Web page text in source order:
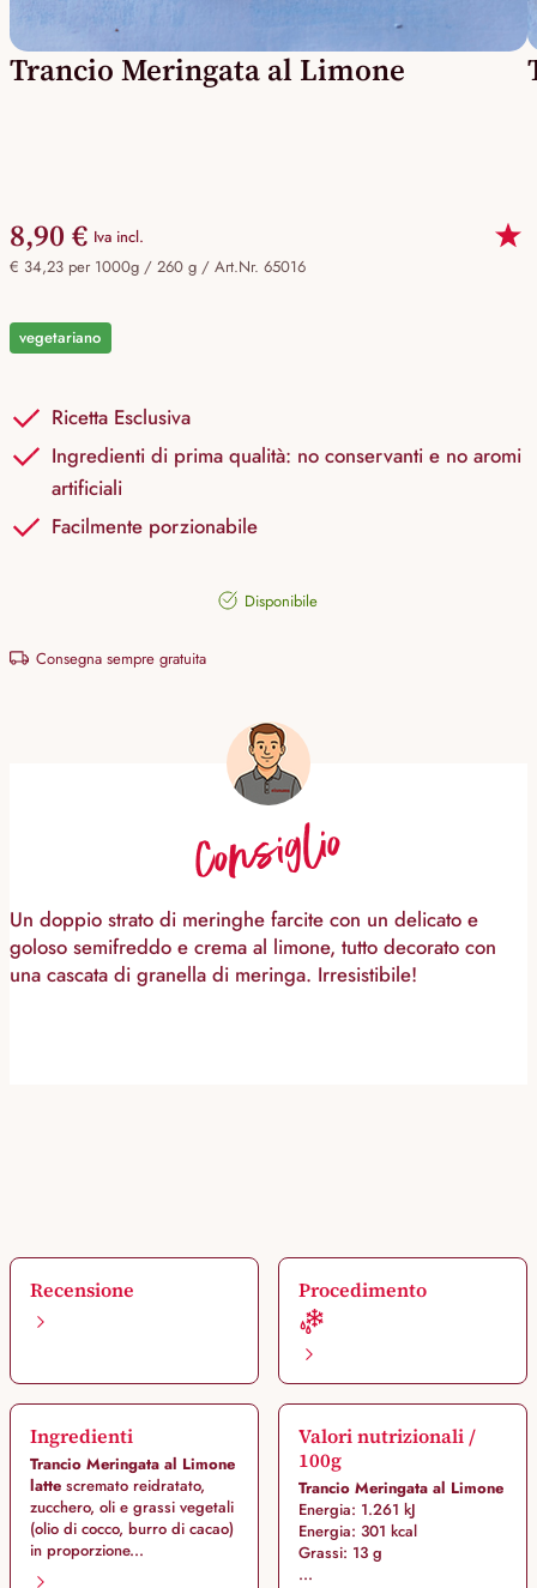
Trancio Meringata al Limone
8,90 € Iva incl.
€ 34,23 per 1000g / 260 g / Art.Nr. 65016
vegetariano
Ricetta Esclusiva
Ingredienti di prima qualità: no conservanti e no aromi
artificiali
Facilmente porzionabile
Disponibile
Consegna sempre gratuita
Consiglio
Un doppio strato di meringhe farcite con un delicato e
goloso semifreddo e crema al limone, tutto decorato con
una cascata di granella di meringa. Irresistibile!
Recensione Procedimento
Ingredienti
Trancio Meringata al Limone
latte scremato reidratato,
zucchero, oli e grassi vegetali
(olio di cocco, burro di cacao)
in proporzione...
Valori nutrizionali /
100g
Trancio Meringata al Limone
Energia: 1.261 kJ
Energia: 301 kcal
Grassi: 13 g
...